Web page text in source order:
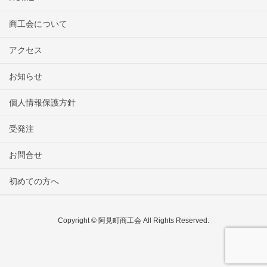
商工会について
アクセス
お知らせ
個人情報保護方針
受発注
お問合せ
初めての方へ
Copyright © 阿見町商工会 All Rights Reserved.